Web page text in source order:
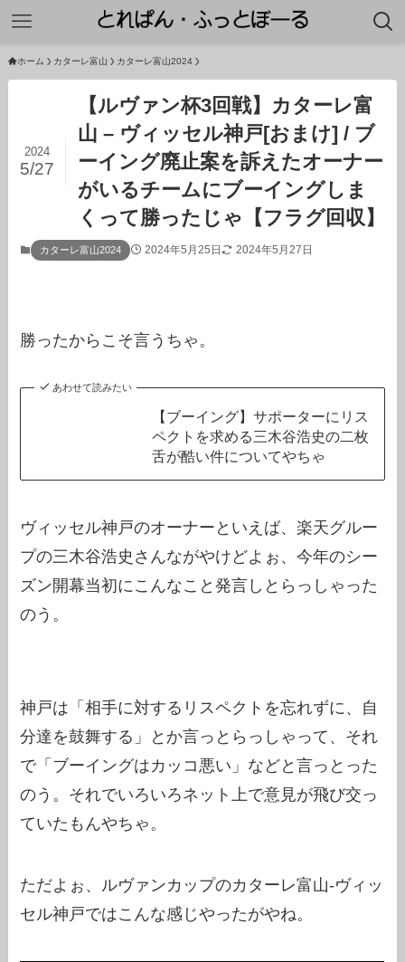
ホーム カターレ富山 カターレ富山2024
【ルヴァン杯3回戦】カターレ富
山 – ヴィッセル神戸[おまけ] / ブ
ーイング廃止案を訴えたオーナー
がいるチームにブーイングしま
くって勝ったじゃ【フラグ回収】
2024
5/27
カターレ富山2024 2024年5月25日 2024年5月27日
勝ったからこそ言うちゃ。
あわせて読みたい
【ブーイング】サポーターにリス
ペクトを求める三木谷浩史の二枚
舌が酷い件についてやちゃ
ヴィッセル神戸のオーナーといえば、楽天グルー
プの三木谷浩史さんながやけどよぉ、今年のシー
ズン開幕当初にこんなこと発言しとらっしゃった
のう。
神戸は「相手に対するリスペクトを忘れずに、自
分達を鼓舞する」とか言っとらっしゃって、それ
で「ブーイングはカッコ悪い」などと言っとった
のう。それでいろいろネット上で意見が飛び交っ
ていたもんやちゃ。
ただよぉ、ルヴァンカップのカターレ富山-ヴィッ
セル神戸ではこんな感じやったがやね。